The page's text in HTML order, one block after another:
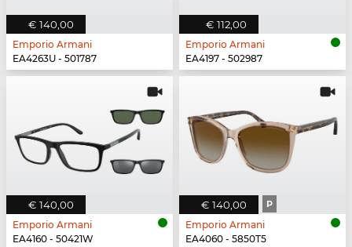
€ 140,00
Emporio Armani
EA4263U - 501787
€ 112,00
Emporio Armani
EA4197 - 502987
€ 140,00
Emporio Armani
EA4160 - 50421W
€ 140,00 P
Emporio Armani
EA4060 - 5850T5